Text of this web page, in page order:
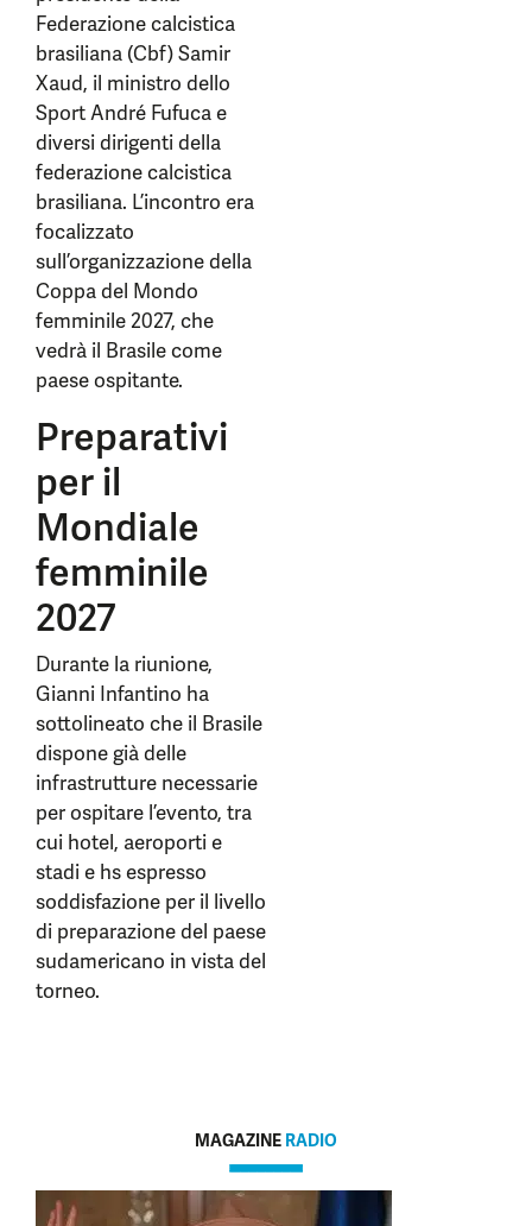
Federazione calcistica
brasiliana (Cbf) Samir
Xaud, il ministro dello
Sport André Fufuca e
diversi dirigenti della
federazione calcistica
brasiliana. L’incontro era
focalizzato
sull’organizzazione della
Coppa del Mondo
femminile 2027, che
vedrà il Brasile come
paese ospitante.
Preparativi
per il
Mondiale
femminile
2027
Durante la riunione,
Gianni Infantino ha
sottolineato che il Brasile
dispone già delle
infrastrutture necessarie
per ospitare l’evento, tra
cui hotel, aeroporti e
stadi e hs espresso
soddisfazione per il livello
di preparazione del paese
sudamericano in vista del
torneo.
MAGAZINE RADIO